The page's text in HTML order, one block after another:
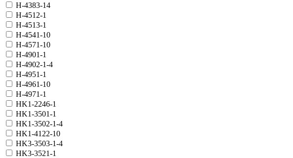
H-4383-14
H-4512-1
H-4513-1
H-4541-10
H-4571-10
H-4901-1
H-4902-1-4
H-4951-1
H-4961-10
H-4971-1
HK1-2246-1
HK1-3501-1
HK1-3502-1-4
HK1-4122-10
HK3-3503-1-4
HK3-3521-1